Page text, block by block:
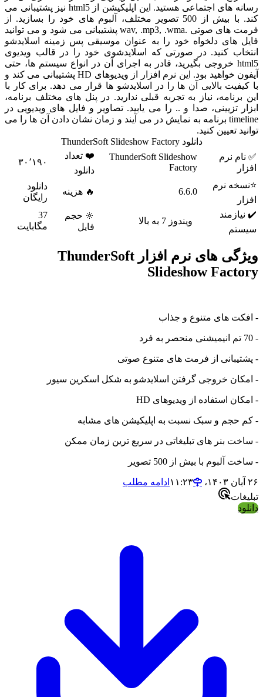
رسانه های اجتماعی هستید. این اپلیکیشن از html5 نیز پشتیبانی می
کند. با بیش از 500 تصویر مختلف، آلبوم های خود را بسازید. از
فرمت های صوتی .wav, .mp3, .wma پشتیبانی می شود و می توانید
فایل های دلخواه خود را به عنوان موسیقی پس زمینه اسلایدشو
انتخاب کنید. در صورتی که اسلایدشوی خود را در قالب ویدیوی
html5 خروجی بگیرید، قادر به اجرای آن در انواع سیستم ها، حتی
آیفون خواهید بود. این نرم افزار از ویدیوهای HD پشتیبانی می کند و
با کیفیت بالایی آن ها را در اسلایدشو ها قرار می دهد. برای کار با
این برنامه، نیاز به تجربه قبلی ندارید. در پنل های مختلف برنامه،
ابزار تزیینی، صدا و .. را می یابید. تصاویر و فایل های ویدیویی در
timeline برنامه به نمایش در می آیند و زمان نشان دادن آن ها را می
توانید تعیین کنید.
دانلود ThunderSoft Slideshow Factory
✅ نام نرم
افزار
ThunderSoft Slideshow
Factory
❤️ تعداد
دانلود
۳۰٬۱۹۰
⭐نسخه نرم
افزار
6.6.0 🔥 هزینه
دانلود
رایگان
✔️ نیازمند
سیستم
ویندوز 7 به بالا
🔆 حجم
فایل
37
مگابایت
ویژگی های نرم افزار ThunderSoft
Slideshow Factory
- افکت های متنوع و جذاب
- 70 تم انیمیشنی منحصر به فرد
- پشتیبانی از فرمت های متنوع صوتی
- امکان خروجی گرفتن اسلایدشو به شکل اسکرین سیور
- امکان استفاده از ویدیوهای HD
- کم حجم و سبک نسبت به اپلیکیشن های مشابه
- ساخت بنر های تبلیغاتی در سریع ترین زمان ممکن
- ساخت آلبوم با بیش از 500 تصویر
۲۶ آبان ۱۴۰۳،‏ ۱۱:۲۳
ادامه مطلب
تبلیغات
دانلود